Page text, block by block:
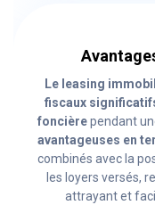
Le leasing
fiscaux
foncièrependant
avantageuses en
combinés avec la
les loyers versés,
attrayant et